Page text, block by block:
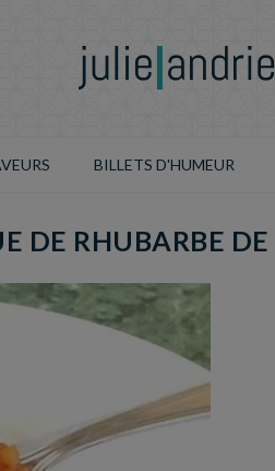
BILLETS D'HUMEUR
DE RHUBARBE